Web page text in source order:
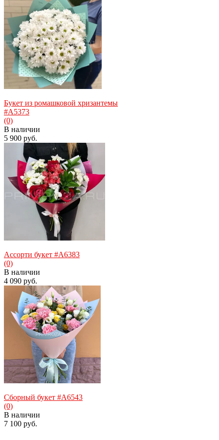
избранное сравнить
избранное сравнить
Букет из ромашковой хризантемы
#A5373
(0)
В наличии
5 900 руб.
избранное сравнить
Ассорти букет #A6383
(0)
В наличии
4 090 руб.
Сборный букет #A6543
(0)
В наличии
7 100 руб.